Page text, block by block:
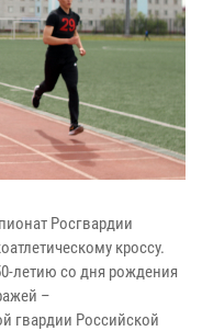
Росгвардии
кроссу.
летию со дня рождения
–
гвардии Российской